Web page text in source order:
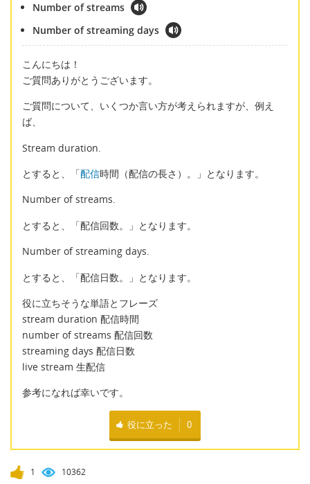
Number of streams
Number of streaming days
こんにちは！
ご質問ありがとうございます。
ご質問について、いくつか言い方が考えられますが、例え
ば、
Stream duration.
とすると、「配信時間（配信の長さ）。」となります。
Number of streams.
とすると、「配信回数。」となります。
Number of streaming days.
とすると、「配信日数。」となります。
役に立ちそうな単語とフレーズ
stream duration 配信時間
number of streams 配信回数
streaming days 配信日数
live stream 生配信
参考になれば幸いです。
役に立った 0
1 10362